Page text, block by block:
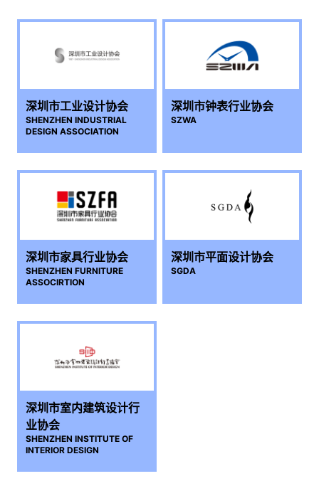
深圳市工业设计协会
SHENZHEN INDUSTRIAL
DESIGN ASSOCIATION
深圳市钟表行业协会
SZWA
深圳市家具行业协会
SHENZHEN FURNITURE
ASSOCIRTION
深圳市平面设计协会
SGDA
深圳市室内建筑设计行
业协会
SHENZHEN INSTITUTE OF
INTERIOR DESIGN